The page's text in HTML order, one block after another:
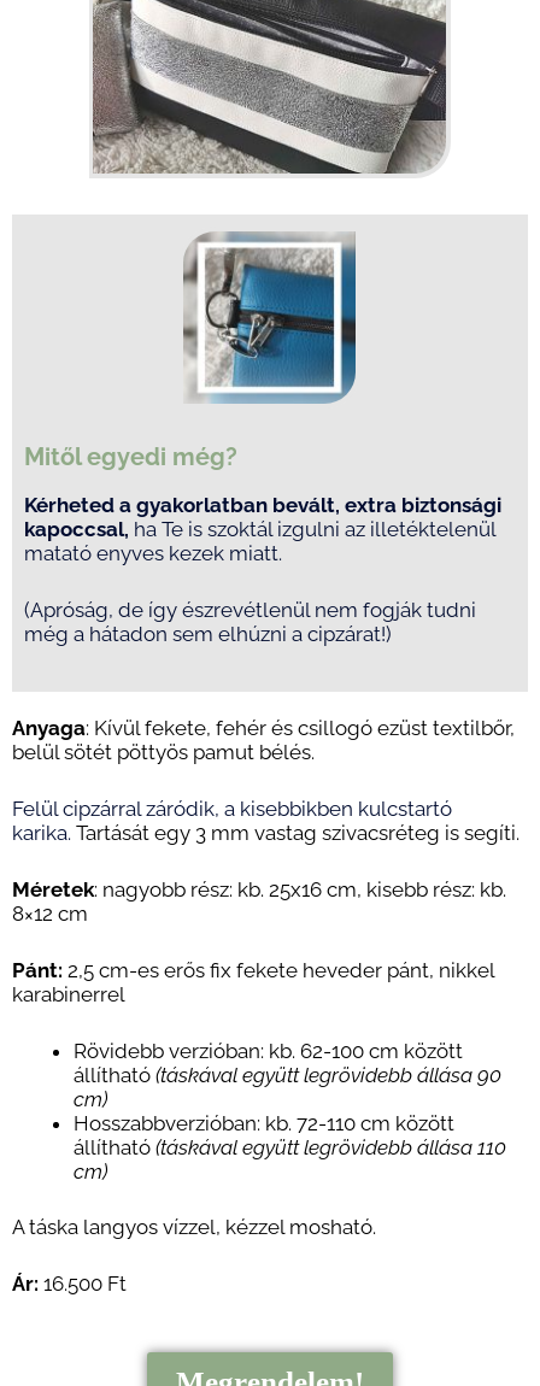
Mitől egyedi még?
Kérheted a gyakorlatban bevált, extra biztonsági
kapoccsal, ha Te is szoktál izgulni az illetéktelenül
matató enyves kezek miatt.
(Apróság, de így észrevétlenül nem fogják tudni
még a hátadon sem elhúzni a cipzárat!)
Anyaga: Kívül fekete, fehér és csillogó ezüst textilbőr,
belül sötét pöttyös pamut bélés.
Felül cipzárral záródik, a kisebbikben kulcstartó
karika. Tartását egy 3 mm vastag szivacsréteg is segíti.
Méretek: nagyobb rész: kb. 25x16 cm, kisebb rész: kb.
8×12 cm
Pánt: 2,5 cm-es erős fix fekete heveder pánt, nikkel
karabinerrel
Rövidebb verzióban: kb. 62-100 cm között
állítható (táskával együtt legrövidebb állása 90
cm)
Hosszabbverzióban: kb. 72-110 cm között
állítható (táskával együtt legrövidebb állása 110
cm)
A táska langyos vízzel, kézzel mosható.
Ár: 16.500 Ft